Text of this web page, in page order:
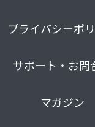
プライバシーポ
サポート・お問
マガジン